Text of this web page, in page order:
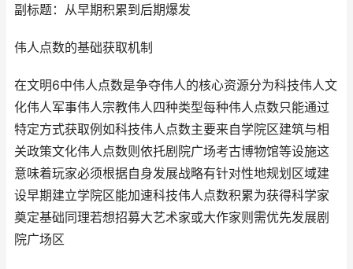
副标题：从早期积累到后期爆发
伟人点数的基础获取机制
在文明6中伟人点数是争夺伟人的核心资源分为科技伟人文
化伟人军事伟人宗教伟人四种类型每种伟人点数只能通过
特定方式获取例如科技伟人点数主要来自学院区建筑与相
关政策文化伟人点数则依托剧院广场考古博物馆等设施这
意味着玩家必须根据自身发展战略有针对性地规划区域建
设早期建立学院区能加速科技伟人点数积累为获得科学家
奠定基础同理若想招募大艺术家或大作家则需优先发展剧
院广场区